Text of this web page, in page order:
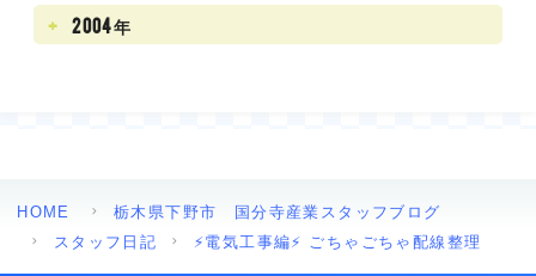
2004年
HOME
栃木県下野市 国分寺産業スタッフブログ
スタッフ日記
⚡電気工事編⚡ ごちゃごちゃ配線整理